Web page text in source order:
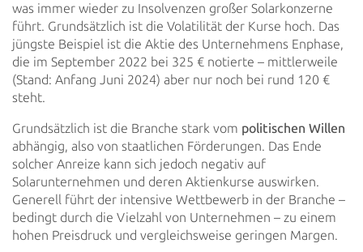
was immer wieder zu Insolvenzen großer Solarkonzerne
führt. Grundsätzlich ist die Volatilität der Kurse hoch. Das
jüngste Beispiel ist die Aktie des Unternehmens Enphase,
die im September 2022 bei 325 € notierte – mittlerweile
(Stand: Anfang Juni 2024) aber nur noch bei rund 120 €
steht.
Grundsätzlich ist die Branche stark vom politischen Willen
abhängig, also von staatlichen Förderungen. Das Ende
solcher Anreize kann sich jedoch negativ auf
Solarunternehmen und deren Aktienkurse auswirken.
Generell führt der intensive Wettbewerb in der Branche –
bedingt durch die Vielzahl von Unternehmen – zu einem
hohen Preisdruck und vergleichsweise geringen Margen.